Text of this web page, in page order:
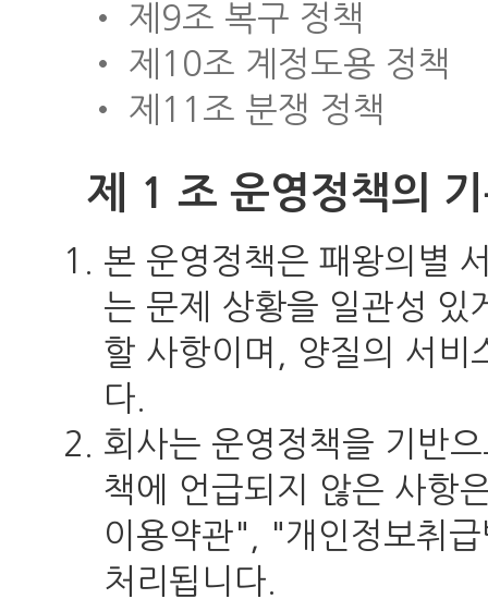
• 제9조 복구 정책
• 제10조 계정도용 정책
• 제11조 분쟁 정책
제 1 조 운영정책의
본 운영정책은 패왕의별
는 문제 상황을 일관성 있
할 사항이며, 양질의 서비
다.
회사는 운영정책을 기반
책에 언급되지 않은 사항
이용약관", "개인정보취
처리됩니다.